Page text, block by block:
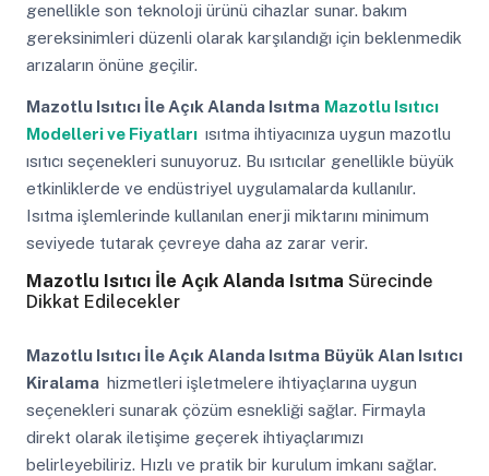
genellikle son teknoloji ürünü cihazlar sunar. bakım
gereksinimleri düzenli olarak karşılandığı için beklenmedik
arızaların önüne geçilir.
Mazotlu Isıtıcı İle Açık Alanda Isıtma Mazotlu Isıtıcı
Modelleri ve Fiyatları ısıtma ihtiyacınıza uygun mazotlu
ısıtıcı seçenekleri sunuyoruz. Bu ısıtıcılar genellikle büyük
etkinliklerde ve endüstriyel uygulamalarda kullanılır.
Isıtma işlemlerinde kullanılan enerji miktarını minimum
seviyede tutarak çevreye daha az zarar verir.
Mazotlu Isıtıcı İle Açık Alanda Isıtma Sürecinde
Dikkat Edilecekler
Mazotlu Isıtıcı İle Açık Alanda Isıtma Büyük Alan Isıtıcı
Kiralama hizmetleri işletmelere ihtiyaçlarına uygun
seçenekleri sunarak çözüm esnekliği sağlar. Firmayla
direkt olarak iletişime geçerek ihtiyaçlarımızı
belirleyebiliriz. Hızlı ve pratik bir kurulum imkanı sağlar.